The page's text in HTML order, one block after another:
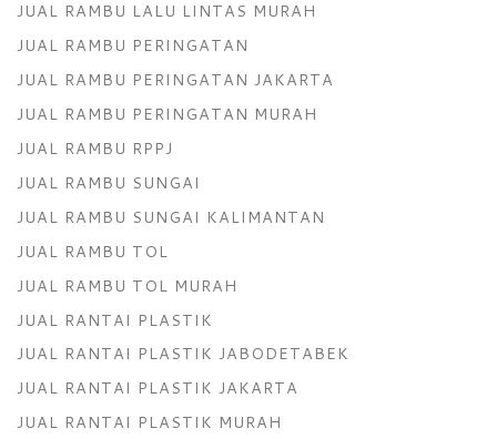
JUAL RAMBU LALU LINTAS MURAH
JUAL RAMBU PERINGATAN
JUAL RAMBU PERINGATAN JAKARTA
JUAL RAMBU PERINGATAN MURAH
JUAL RAMBU RPPJ
JUAL RAMBU SUNGAI
JUAL RAMBU SUNGAI KALIMANTAN
JUAL RAMBU TOL
JUAL RAMBU TOL MURAH
JUAL RANTAI PLASTIK
JUAL RANTAI PLASTIK JABODETABEK
JUAL RANTAI PLASTIK JAKARTA
JUAL RANTAI PLASTIK MURAH